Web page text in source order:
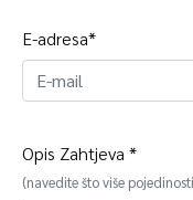
E-adresa*
Opis Zahtjeva *
(navedite što više